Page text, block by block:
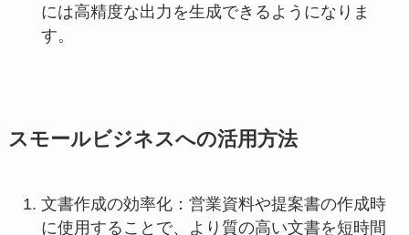
には高精度な出力を生成できるようになりま
す。
スモールビジネスへの活用方法
文書作成の効率化：営業資料や提案書の作成時
に使用することで、より質の高い文書を短時間